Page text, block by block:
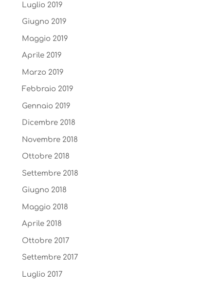
Luglio 2019
Giugno 2019
Maggio 2019
Aprile 2019
Marzo 2019
Febbraio 2019
Gennaio 2019
Dicembre 2018
Novembre 2018
Ottobre 2018
Settembre 2018
Giugno 2018
Maggio 2018
Aprile 2018
Ottobre 2017
Settembre 2017
Luglio 2017